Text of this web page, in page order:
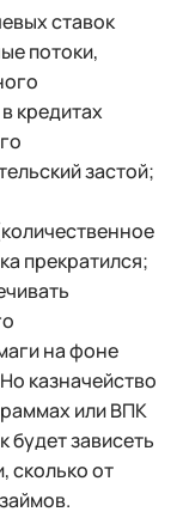
ставок
потоки,
кредитах
застой;
прекратился;
на фоне
казначейство
или ВПК
будет зависеть
сколько от